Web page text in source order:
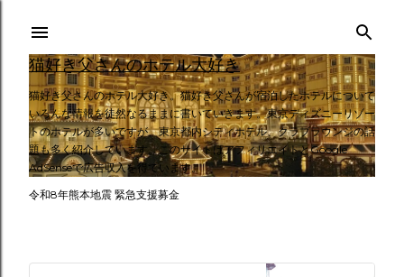
スキップしてメイン コンテンツに移動
猫好き父さんのホテル大好き
猫好き父さんのホテル大好き。猫好き父さんが宿泊したホテルについて
いろんな情報を徒然なるままに書いていきます。東京ディズニーリゾー
トのホテルが多いですが、東京都内シティホテル、クラブラウンジの話
題も多く紹介しています。このサイトはアフィリエイトとGoogle
AdSenseで広告収入を得ています。
令和8年熊本地震 緊急支援募金